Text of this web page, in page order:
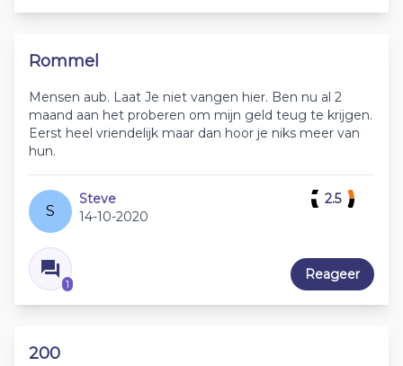
Rommel
Mensen aub. Laat Je niet vangen hier. Ben nu al 2
maand aan het proberen om mijn geld teug te krijgen.
Eerst heel vriendelijk maar dan hoor je niks meer van
hun.
S
Steve
14-10-2020
1
2.5
Reageer
200